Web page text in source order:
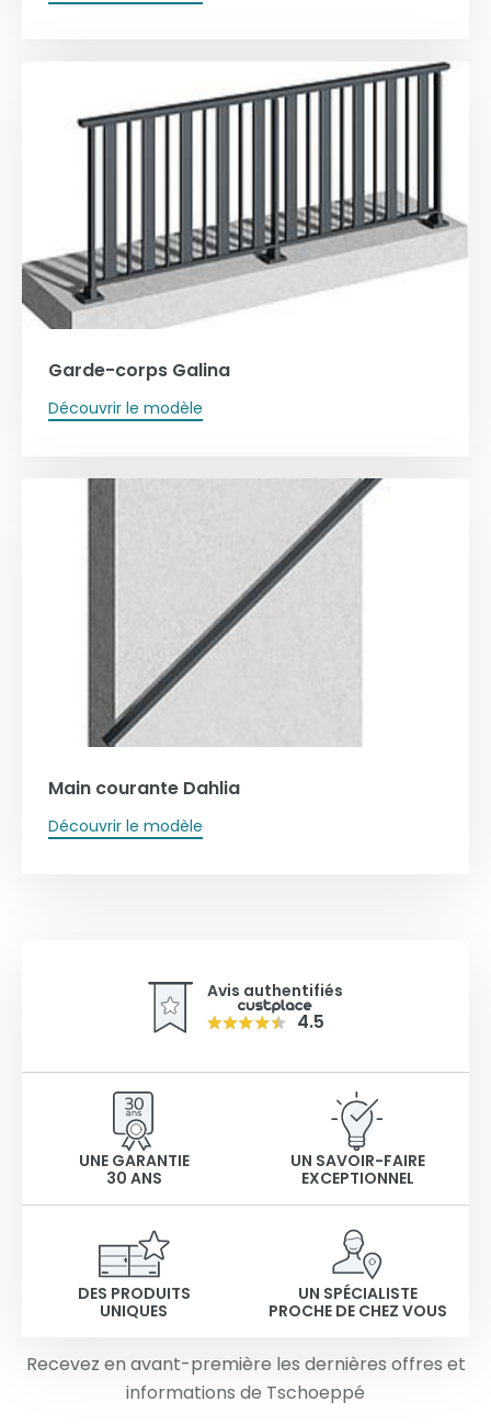
Garde-corps Galina
Découvrir le modèle
Main courante Dahlia
Découvrir le modèle
Avis authentifiés
4.5
UNE GARANTIE
30 ANS
UN SAVOIR-FAIRE
EXCEPTIONNEL
DES PRODUITS
UNIQUES
UN SPÉCIALISTE
PROCHE DE CHEZ VOUS
Recevez en avant-première les dernières offres et
informations de Tschoeppé